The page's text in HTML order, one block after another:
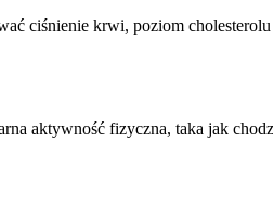
ciśnienie krwi, poziom
aktywność fizyczna, taka jak